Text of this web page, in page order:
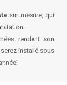
sur mesure, qui
rendent son
installé sous